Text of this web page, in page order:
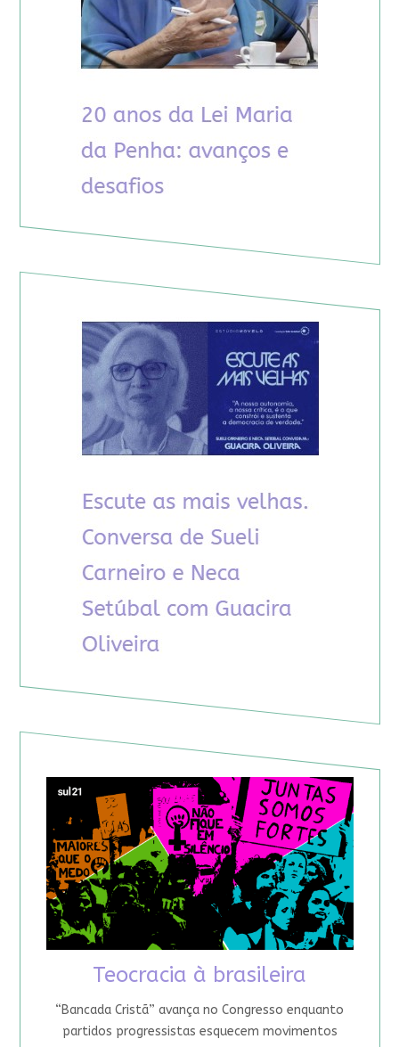
Teocracia à brasileira
“Bancada Cristã” avança no Congresso enquanto
partidos progressistas esquecem movimentos